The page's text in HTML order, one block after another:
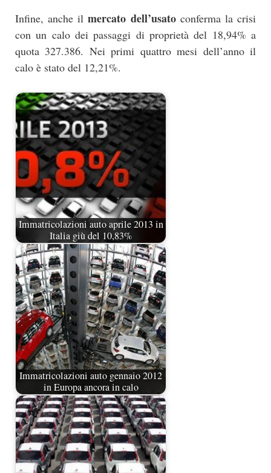
Infine, anche ilmercato dell’usatoconferma la crisi
con un calo dei passaggi di proprietà del 18,94% a
quota 327.386. Nei primi quattro mesi dell’anno il
calo è stato del 12,21%.
Immatricolazioni auto aprile 2013 in
Italia giù del 10,83%
Immatricolazioni auto gennaio 2012
in Europa ancora in calo